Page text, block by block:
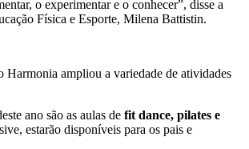
o experimentar e o conhecer”, disse a
Física e Esporte, Milena Battistin.
Harmonia ampliou a variedade de atividades
ano são as aulas de fit dance, pilates e
estarão disponíveis para os pais e